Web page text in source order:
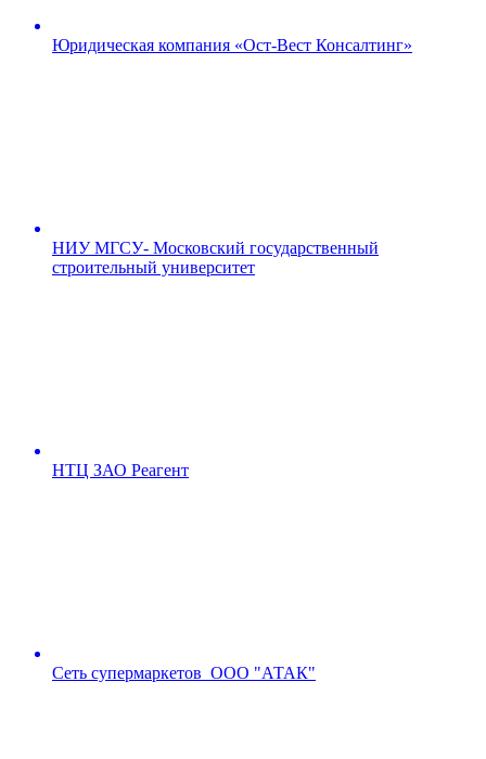
Юридическая компания «Ост-Вест Консалтинг»
НИУ МГСУ- Московский государственный
строительный университет
НТЦ ЗАО Реагент
Сеть супермаркетов ООО "АТАК"